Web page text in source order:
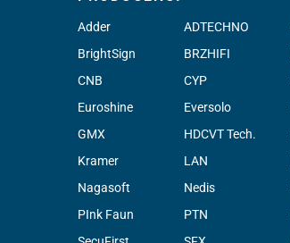
Adder ADTECHNO
BrightSign
BRZHIFI
CNB
CYP
Euroshine
Eversolo
GMX
HDCVT Tech.
Kramer
LAN
Nagasoft
Nedis
PInk Faun
PTN